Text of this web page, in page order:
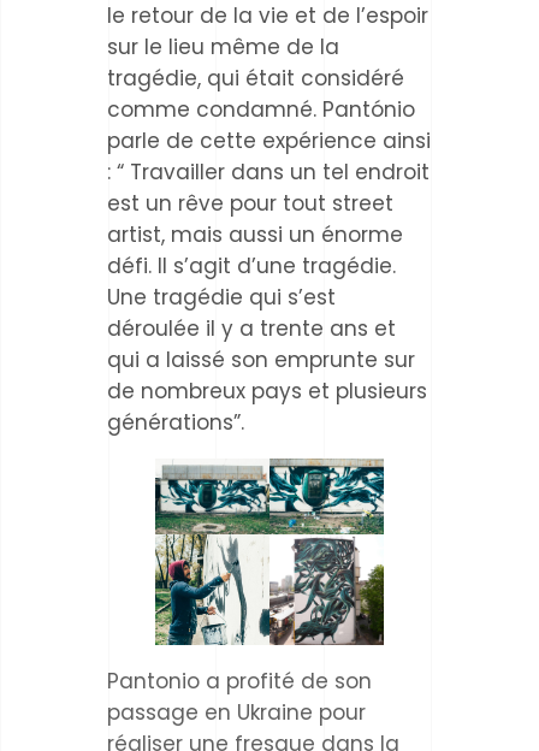
le retour de la vie et de l’espoir
sur le lieu même de la
tragédie, qui était considéré
comme condamné. Pantónio
parle de cette expérience ainsi
: “ Travailler dans un tel endroit
est un rêve pour tout street
artist, mais aussi un énorme
défi. Il s’agit d’une tragédie.
Une tragédie qui s’est
déroulée il y a trente ans et
qui a laissé son emprunte sur
de nombreux pays et plusieurs
générations”.
Pantonio a profité de son
passage en Ukraine pour
réaliser une fresque dans la